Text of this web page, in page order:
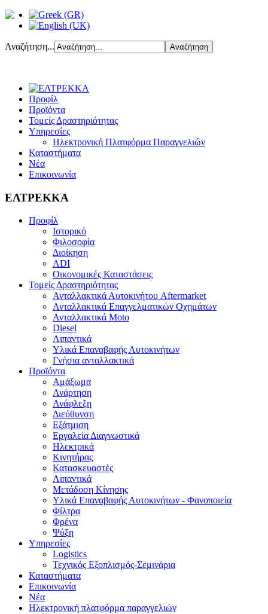
Αναζήτηση...
Προφίλ
Προϊόντα
Τομείς Δραστηριότητας
Υπηρεσίες
Ηλεκτρονική Πλατφόρμα Παραγγελιών
Καταστήματα
Νέα
Επικοινωνία
ΕΛΤΡΕΚΚΑ
Προφίλ
Ιστορικό
Φιλοσοφία
Διοίκηση
ADI
Οικονομικές Καταστάσεις
Τομείς Δραστηριότητας
Ανταλλακτικά Αυτοκινήτου Aftermarket
Ανταλλακτικά Επαγγελματικών Οχημάτων
Ανταλλακτικά Moto
Diesel
Λιπαντικά
Υλικά Επαναβαφής Αυτοκινήτων
Γνήσια ανταλλακτικά
Προϊόντα
Αμάξωμα
Ανάρτηση
Ανάφλεξη
Διεύθυνση
Εξάτμιση
Εργαλεία Διαγνωστικά
Ηλεκτρικά
Κινητήρας
Κατασκευαστές
Λιπαντικά
Μετάδοση Κίνησης
Υλικά Επαναβαφής Αυτοκινήτων - Φανοποιεία
Φίλτρα
Φρένα
Ψύξη
Υπηρεσίες
Logistics
Τεχνικός Εξοπλισμός-Σεμινάρια
Καταστήματα
Επικοινωνία
Νέα
Ηλεκτρονική πλατφόρμα παραγγελιών